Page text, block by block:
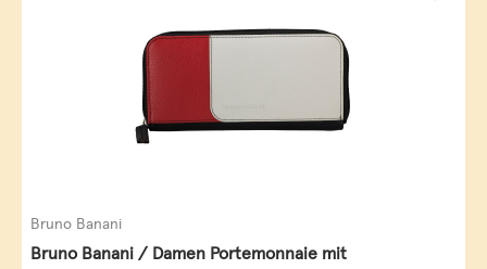
Bruno Banani
Bruno Banani / Damen Portemonnaie mit